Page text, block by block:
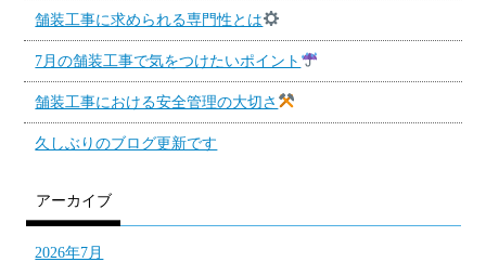
舗装工事に求められる専門性とは
7月の舗装工事で気をつけたいポイント
舗装工事における安全管理の大切さ
久しぶりのブログ更新です
アーカイブ
2026年7月